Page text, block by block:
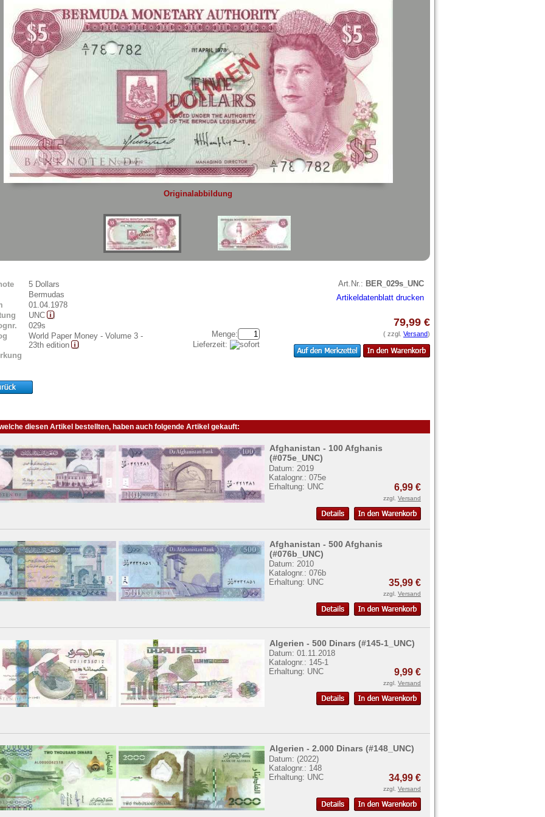
Originalabbildung
5 Dollars
Bermudas
01.04.1978
UNC
029s
World Paper Money - Volume 3 -
23th edition
Art.Nr.: BER_029s_UNC
Artikeldatenblatt drucken
Menge:
Lieferzeit:
79,99 €
( zzgl. Versand)
diesen Artikel bestellten, haben auch folgende Artikel gekauft:
Afghanistan - 100 Afghanis
(#075e_UNC)
Datum: 2019
Katalognr.: 075e
Erhaltung: UNC
6,99 €
zzgl. Versand
Afghanistan - 500 Afghanis
(#076b_UNC)
Datum: 2010
Katalognr.: 076b
Erhaltung: UNC
35,99 €
zzgl. Versand
Algerien - 500 Dinars (#145-1_UNC)
Datum: 01.11.2018
Katalognr.: 145-1
Erhaltung: UNC
9,99 €
zzgl. Versand
Algerien - 2.000 Dinars (#148_UNC)
Datum: (2022)
Katalognr.: 148
Erhaltung: UNC
34,99 €
zzgl. Versand